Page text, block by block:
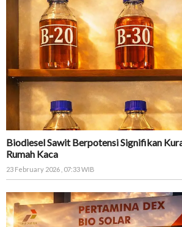
Biodiesel Sawit Berpotensi Signifikan
Rumah Kaca
23 February 2026 , 07:33 WIB